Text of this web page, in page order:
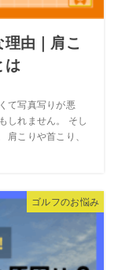
由｜肩こ
は
て写真写りが悪
しれません。 そし
肩こりや首こり、
ゴルフのお悩み